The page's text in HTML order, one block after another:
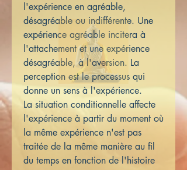
l'expérience en agréable,
désagréable ou indifférente. Une
expérience agréable incitera à
l'attachement et une expérience
désagréable, à l'aversion. La
perception est le processus qui
donne un sens à l'expérience.
La situation conditionnelle affecte
l'expérience à partir du moment où
la même expérience n'est pas
traitée de la même manière au fil
du temps en fonction de l'histoire